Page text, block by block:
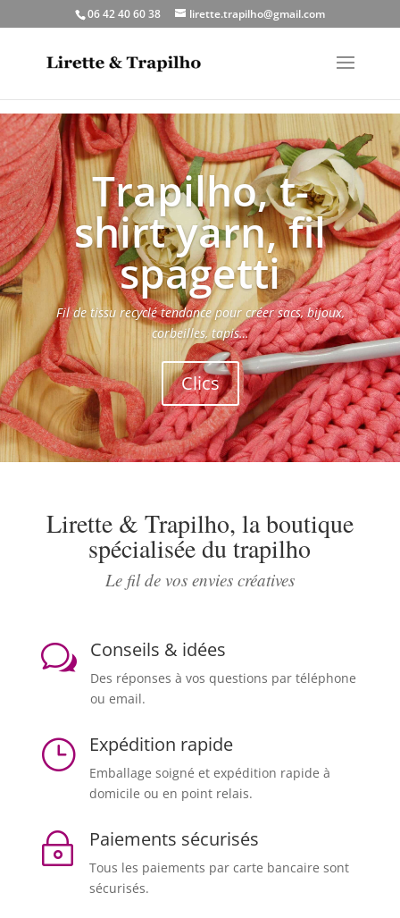
06 42 40 60 38 lirette.trapilho@gmail.com
Trapilho, t-
shirt yarn, fil
spagetti
Fil de tissu recyclé tendance pour créer sacs, bijoux,
corbeilles, tapis…
Clics
Lirette & Trapilho, la boutique
spécialisée du trapilho
Le fil de vos envies créatives
w Conseils & idées
Des réponses à vos questions par téléphone
ou email.
} Expédition rapide
Emballage soigné et expédition rapide à
domicile ou en point relais.
~ Paiements sécurisés
Tous les paiements par carte bancaire sont
sécurisés.